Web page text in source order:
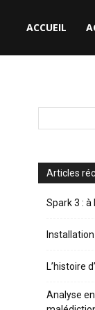
ACCUEIL
Articles
Spark 3 : à
L’histoire
Analyse